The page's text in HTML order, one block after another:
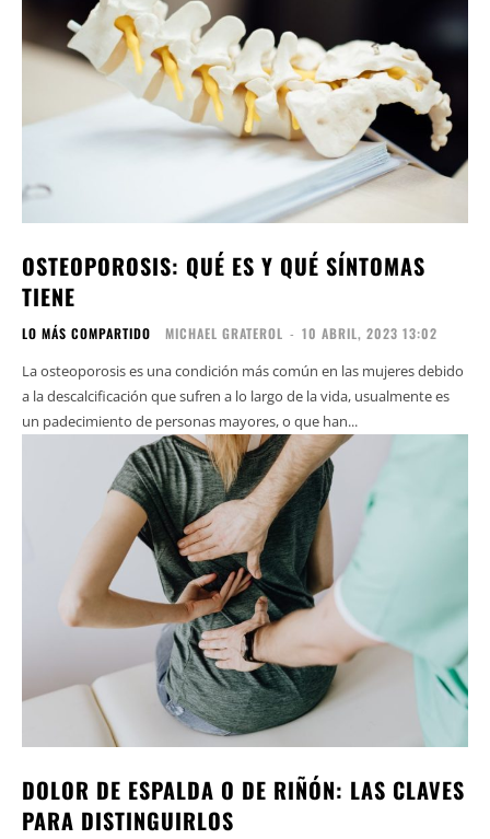
OSTEOPOROSIS: QUÉ ES Y QUÉ SÍNTOMAS
TIENE
LO MÁS COMPARTIDO MICHAEL GRATEROL - 10 ABRIL, 2023 13:02
La osteoporosis es una condición más común en las mujeres debido
a la descalcificación que sufren a lo largo de la vida, usualmente es
un padecimiento de personas mayores, o que han...
DOLOR DE ESPALDA O DE RIÑÓN: LAS CLAVES
PARA DISTINGUIRLOS